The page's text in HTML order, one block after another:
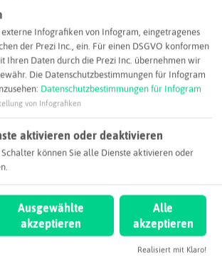
dieses Unternehmen ein
Infografiken von Infogram, eingetragenes
der Prezi Inc., ein. Für einen DSGVO konformen
Ihren Daten durch die Prezi Inc. übernehmen wir
Die Datenschutzbestimmungen für Infogram
Datenschutzbestimmungen für Infogram
von Infografiken
aktivieren oder deaktivieren
können Sie alle Dienste aktivieren oder
Ausgewählte
akzeptieren
Alle
akzeptieren
Realisiert mit Klaro!